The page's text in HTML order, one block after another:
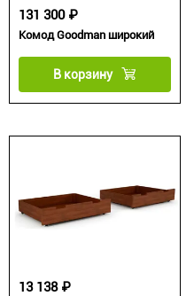
Комод Goodman широкий
131 300 ₽
В корзину
13 138 ₽